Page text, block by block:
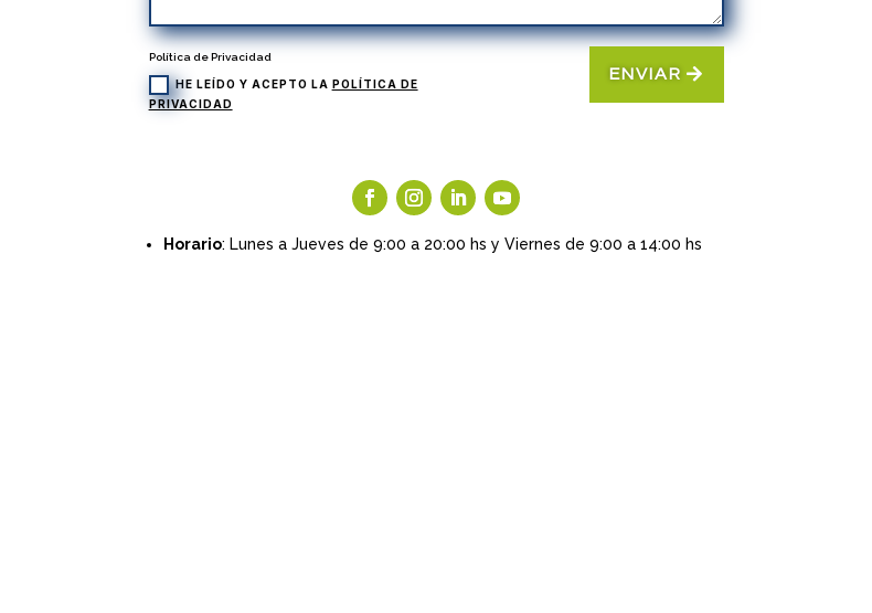
Política de Privacidad
HE LEÍDO Y ACEPTO LA POLÍTICA DE
PRIVACIDAD
ENVIAR
Horario: Lunes a Jueves de 9:00 a 20:00 hs y Viernes de 9:00 a 14:00 hs